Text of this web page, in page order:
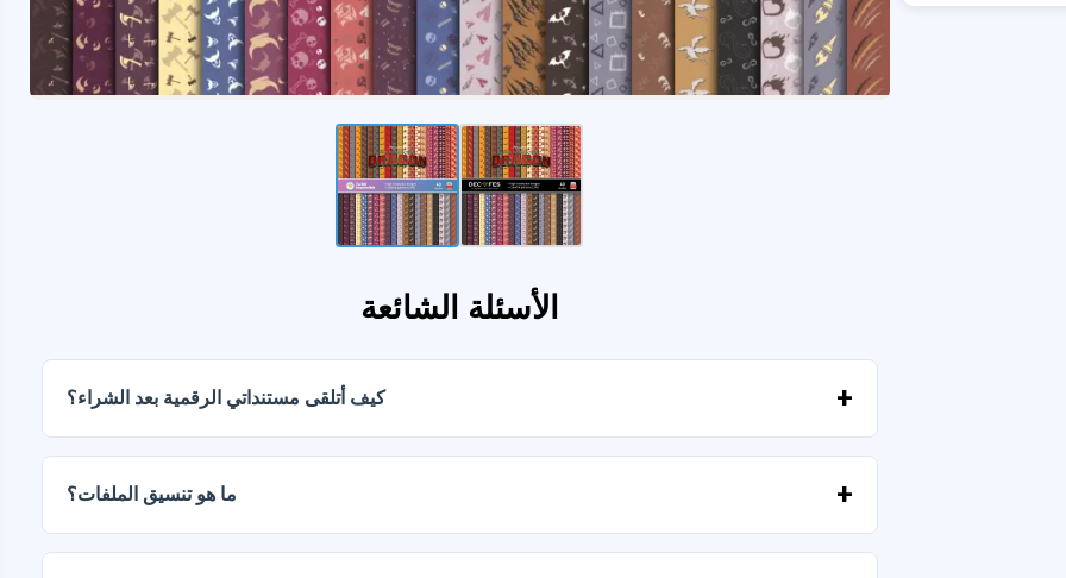
الأسئلة الشائعة
كيف أتلقى مستنداتي الرقمية بعد الشراء؟
ما هو تنسيق الملفات؟